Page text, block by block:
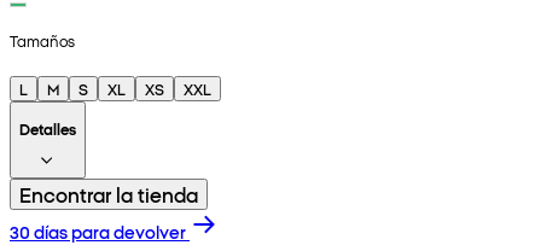
Tamaños
L M S XL XS
XXL
Detalles
Encontrar la tienda
30 días para devolver